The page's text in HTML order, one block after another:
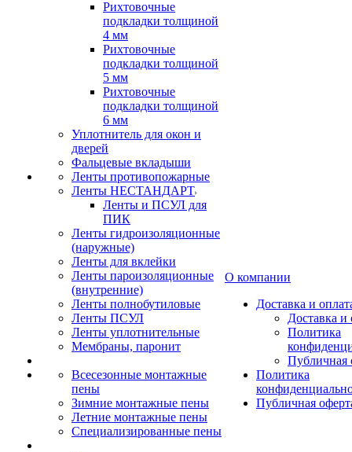
Рихтовочные
подкладки толщиной
4 мм
Рихтовочные
подкладки толщиной
5 мм
Рихтовочные
подкладки толщиной
6 мм
Уплотнитель для окон и
дверей
Фальцевые вкладыши
Ленты противопожарные
Ленты НЕСТАНДАРТ
Ленты и ПСУЛ для
ПИК
Ленты гидроизоляционные
(наружные)
Ленты для вклейки
Ленты пароизоляционные
(внутренние)
Ленты полнобутиловые
Ленты ПСУЛ
Ленты уплотнительные
Мембраны, паронит
Всесезонные монтажные
пены
Зимние монтажные пены
Летние монтажные пены
Специализированные пены
О компании
Доставка и
Доставка и
Политика
Публичная
Политика
Публичная